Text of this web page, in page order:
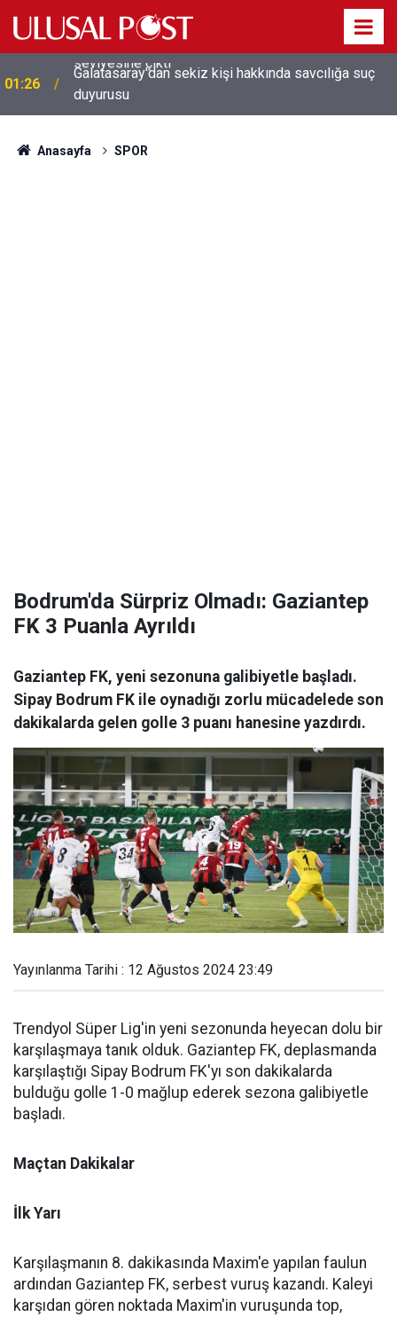
01:26
Galatasaray'dan sekiz kişi hakkında savcılığa suç
duyurusu
Anasayfa SPOR
Bodrum'da Sürpriz Olmadı: Gaziantep
FK 3 Puanla Ayrıldı
Gaziantep FK, yeni sezonuna galibiyetle başladı.
Sipay Bodrum FK ile oynadığı zorlu mücadelede son
dakikalarda gelen golle 3 puanı hanesine yazdırdı.
Yayınlanma Tarihi : 12 Ağustos 2024 23:49
Trendyol Süper Lig'in yeni sezonunda heyecan dolu bir
karşılaşmaya tanık olduk. Gaziantep FK, deplasmanda
karşılaştığı Sipay Bodrum FK'yı son dakikalarda
bulduğu golle 1-0 mağlup ederek sezona galibiyetle
başladı.
Maçtan Dakikalar
İlk Yarı
Karşılaşmanın 8. dakikasında Maxim'e yapılan faulun
ardından Gaziantep FK, serbest vuruş kazandı. Kaleyi
karşıdan gören noktada Maxim'in vuruşunda top,